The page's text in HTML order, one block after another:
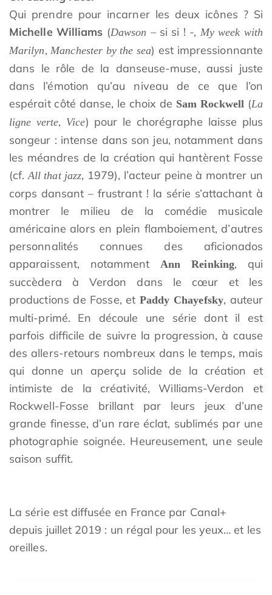
Qui prendre pour incarner les deux icônes ? Si
Michelle Williams (Dawson – si si ! -, My week with
Marilyn,Manchester by the sea) est impressionnante
dans le rôle de la danseuse-muse, aussi juste
dans l’émotion qu’au niveau de ce que l’on
espérait côté danse, le choix de Sam Rockwell(La
ligne verte, Vice) pour le chorégraphe laisse plus
songeur : intense dans son jeu, notamment dans
les méandres de la création qui hantèrent Fosse
(cf.All that jazz, 1979), l’acteur peine à montrer un
corps dansant – frustrant ! la série s’attachant à
montrer le milieu de la comédie musicale
américaine alors en plein flamboiement, d’autres
personnalités connues des aficionados
apparaissent, notammentAnn Reinking, qui
succèdera à Verdon dans le cœur et les
productions de Fosse, etPaddy Chayefsky, auteur
multi-primé. En découle une série dont il est
parfois difficile de suivre la progression, à cause
des allers-retours nombreux dans le temps, mais
qui donne un aperçu solide de la création et
intimiste de la créativité, Williams-Verdon et
Rockwell-Fosse brillant par leurs jeux d’une
grande finesse, d’un rare éclat, sublimés par une
photographie soignée. Heureusement, une seule
saison suffit.
La série est diffusée en France par Canal+
depuis juillet 2019 : un régal pour les yeux… et les
oreilles.